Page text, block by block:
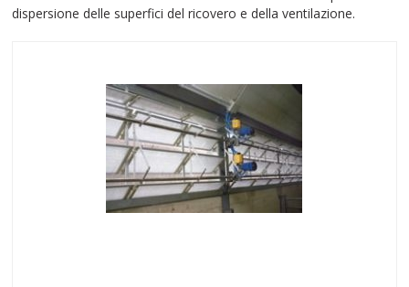
dispersione delle superfici del ricovero e della ventilazione.